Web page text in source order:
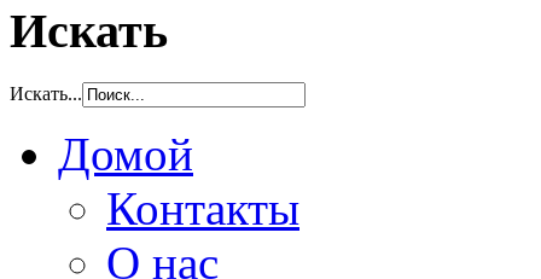
Искать
Искать...
Домой
Контакты
О нас